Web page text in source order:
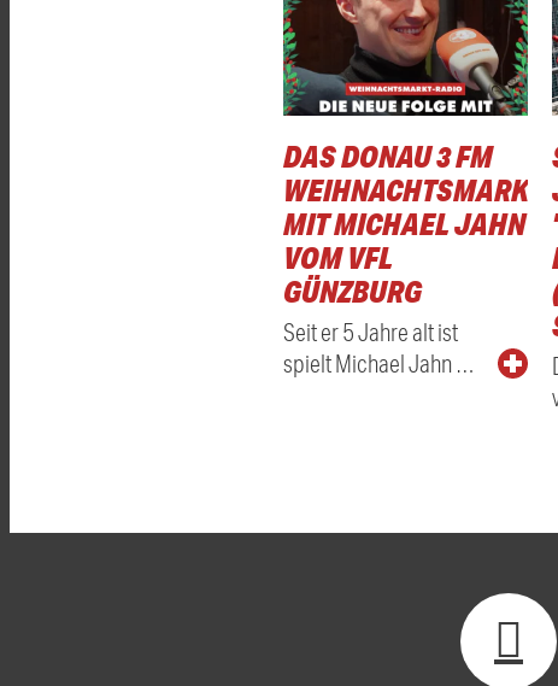
DAS DONAU 3 FM
MIT MICHAEL JAHN
VOM VFL
GÜNZBURG
Seit er 5 Jahre alt ist
spielt Michael Jahn …